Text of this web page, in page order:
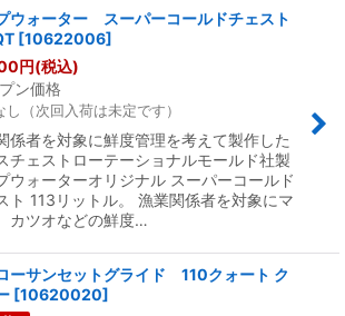
ウォーター スーパーコールドチェスト
[10622006]
円(税込)
ン価格
し（次回入荷は未定です）
係者を対象に鮮度管理を考えて製作した
チェストローテーショナルモールド社製
ウォーターオリジナル スーパーコールド
ト 113リットル。 漁業関係者を対象にマ
カツオなどの鮮度…
ーサンセットグライド 110クォート ク
[10620020]